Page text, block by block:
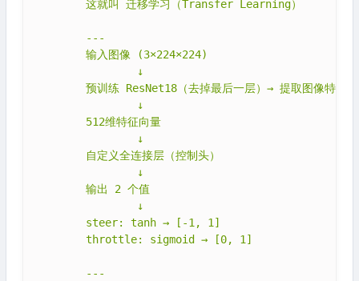
        这就叫 迁移学习（Transfer Learning）
        ---
        输入图像 (3×224×224)
                ↓
        预训练 ResNet18（去掉最后一层）→ 提取图像特征
                ↓
        512维特征向量
                ↓
        自定义全连接层（控制头）
                ↓
        输出 2 个值
                ↓
        steer: tanh → [-1, 1]
        throttle: sigmoid → [0, 1]
        ---